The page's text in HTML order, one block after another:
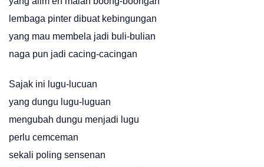
lembaga pinter dibuat kebingungan
yang mau membela jadi buli-bulian
naga pun jadi cacing-cacingan
Sajak ini lugu-lucuan
yang dungu lugu-luguan
mengubah dungu menjadi lugu
perlu cemceman
sekali poling sensenan